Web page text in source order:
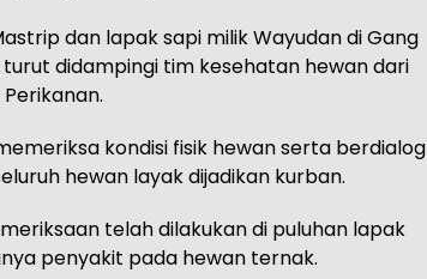
dan lapak sapi milik Wayudan di Gang
didampingi tim kesehatan hewan dari
kondisi fisik hewan serta berdialog
hewan layak dijadikan kurban.
telah dilakukan di puluhan lapak
penyakit pada hewan ternak.